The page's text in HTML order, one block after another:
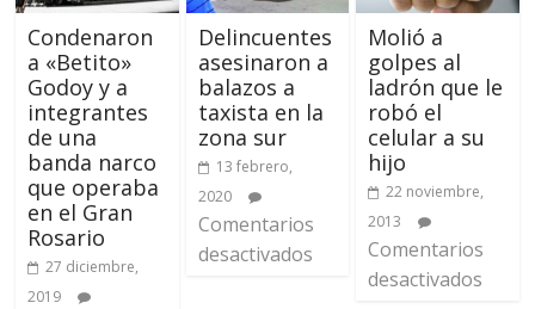
Condenaron
a «Betito»
Godoy y a
integrantes
de una
banda narco
que operaba
en el Gran
Rosario
27 diciembre,
2019
Delincuentes
asesinaron a
balazos a
taxista en la
zona sur
13 febrero,
2020
Comentarios
desactivados
Molió a
golpes al
ladrón que le
robó el
celular a su
hijo
22 noviembre,
2013
Comentarios
desactivados